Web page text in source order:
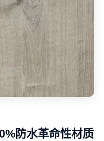
防水革命性材质